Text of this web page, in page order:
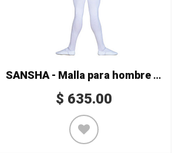
SANSHA - Malla para hombre con tirantes Mod. D032
$ 635.00